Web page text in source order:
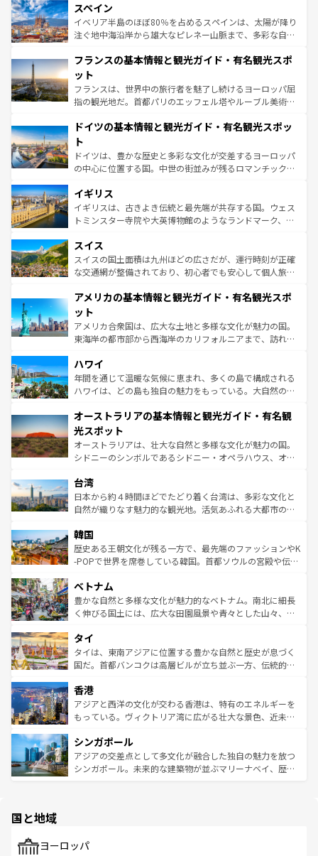
ろん、トスカーナの美しい田園風景やアマルフィ海岸の絶
景など、自然景観も見逃せない。観光の合間には、本場の
ピザやパスタなど、絶品のイタリア料理を堪能することも
ませてくれるイタリアで、忘れられない旅をしてみよう！
なお、新着のイタリア情報は
しい。
スペイン
イベリア半島のほぼ80％を占めるスペインは、太陽が降り
注ぐ地中海沿岸から雄大なピレネー山脈まで、多彩な自然
文化が根付くこの国では、情熱的なフラメンコ、熱気あふ
れる闘牛、そして美味しいタパスが生活の一部となってい
る。首都マドリードの洗練された雰囲気や、バルセロナの
アートに溢れた街角から、地方では古代ローマ遺跡や中世
せる。地方によって風土や気候が異なるスペインはその個
ンテンツ一覧 を参照してほしい。
フランスの基本情報と観光ガイド・有名観光スポ
ット
フランスは、世界中の旅行者を魅了し続けるヨーロッパ屈
指の観光地だ。首都パリのエッフェル塔やルーブル美術館
で、幅広い魅力が詰まっている。華麗な宮殿、歴史的な大
聖堂、美しいビーチ、そして豊かな自然が、訪れる者を心
から魅了する。また、フランスは美食の国としても知ら
れ、フランス料理はユネスコ無形文化遺産にも登録されて
香り高いラベンダー畑など、多彩な楽しみ方が可能だ。さ
らに、パリ以外の地域にも魅力が溢れており、どの街角に
も豊かな歴史と文化が息づいている。パリ以外の個性あふ
を参照してほしい。
ドイツの基本情報と観光ガイド・有名観光スポッ
ト
ドイツは、豊かな歴史と多彩な文化が交差するヨーロッパ
の中心に位置する国。中世の街並みが残るロマンチック街
顔を持つこの国は、どこを歩いても飽きることがない。ベ
ルリンの文化的活気、バイエルン州のアルプスの絶景、そ
してライン川沿いのワイン畑といった風景は必見。ビール
は、お酒好きな人にはぜひ体験してほしい。 なお、新着の
ドイツ情報はコンテンツ一覧を参照してほしい。
イギリス
イギリスは、古きよき伝統と最先端が共存する国。ウェス
トミンスター寺院や大英博物館のようなランドマーク、歴
リアごとに異なる魅力がある。また、優雅なアフタヌーン
ティー、ビール好きにはたまらない英国パブ、サッカー観
戦など、本場だからこそできる体験も豊富。イギリスを旅
ンツ一覧を参照してほしい。
スイス
スイスの国土面積は九州ほどの広さだが、運行時刻が正確
な交通網が整備されており、初心者でも安心して個人旅行
の建物がそのまま残る町や、スイスならではのユニークな
博物館もあり、アルプス観光だけでなく町歩きも満喫する
ことができる。国民の所得が高いため物価も高いが、旅行
者向けの交通パス提供のサービスもあり、うまく活用すれ
着のスイス情報は
アメリカの基本情報と観光ガイド・有名観光スポ
ット
アメリカ合衆国は、広大な土地と多様な文化が魅力の国。
東海岸の都市部から西海岸のカリフォルニアまで、訪れる
のような巨大都市は、観光、ショッピング、エンターテイ
ンメントが詰まった刺激的なスポットだ。一方、アメリカ
西部には大自然が広がり、グランドキャニオンやイエロー
部のニューオーリンズでは、音楽と美食が融合した独特の
文化が魅力。旅行者はアメリカの各地域で異なる魅力を楽
しみながら、その多様性と豊かな歴史を感じることができ
るだろう。車でのロードトリップや列車の旅も、アメリカ
情報は
ハワイ
年間を通じて温暖な気候に恵まれ、多くの島で構成される
ハワイは、どの島も独自の魅力をもっている。大自然の神
ワイ島は見逃せない。また、定番の観光地といえばオアフ
島だが、静かな自然を求めるならマウイ島やカウアイ島が
おすすめ。エメラルドグリーンに輝く海をはじめ、豊かな
文化や歴史が息づいている。「アロハスピリット」と呼ば
人々、おいしいローカルフードやハワイアンミュージッ
ク、伝統的なフラダンスなど、すべてがハワイの魅力を彩
っている。訪れるたびに新しい発見と感動が待っているハ
はコンテンツ一覧
オーストラリアの基本情報と観光ガイド・有名観
光スポット
オーストラリアは、壮大な自然と多様な文化が魅力の国。
シドニーのシンボルであるシドニー・オペラハウス、オー
リアリーフや大陸中央部にそびえるウルル（エアーズロッ
ク）、タスマニアの美しい原生林やケアンズの熱帯雨林な
ど、見どころがたくさん。また、カフェやワイン、オージ
いる。アクティビティも充実しており、サーフィンやダイ
ビング、ハイキングなど、アウトドア好きにはたまらな
い。オーストラリアの多彩な魅力を存分に味わいつくそ
参照してほしい。
台湾
日本から約４時間ほどでたどり着く台湾は、多彩な文化と
自然が織りなす魅力的な観光地。活気あふれる大都市の台
ン）、静ひつな山岳地帯である台湾東部など、都市の喧騒
と山間の静けさが共存しており、訪れる人に新しい発見と
驚きをもたらしてくれる。また、奥深い台湾の食文化も魅
容にもいいと評判のスイーツなど、バラエティ豊かな料理
が味わえる。 なお、新着の台湾情報は コンテンツ一覧を参
照してほしい。
韓国
歴史ある王朝文化が残る一方で、最先端のファッションやK
-POPで世界を席巻している韓国。首都ソウルの宮殿や伝統
き、地方に足を延ばせば四季折々の自然美を楽しむことが
できる。そして、キムチや焼肉、絶品のストリートフード
まで、さまざまな韓国料理が待っている。夜には、韓国な
リティに包まれながら、韓国の多彩な魅力を心ゆくまで味
わってみてほしい。 なお、新着の韓国情報はコンテンツ一
覧を参照してほしい。
ベトナム
豊かな自然と多様な文化が魅力的なベトナム。南北に細長
く伸びる国土には、広大な田園風景や青々とした山々、世
急速な発展と共に伝統が息づく。ハノイの古い町並みやホ
ーチミン市のフランス統治時代の建物も、独特の雰囲気を
醸し出している。また、バラエティの豊かさとおいしさで
とつ。フォーやバインミー、ベトナムコーヒーなどは、ぜ
ひ現地で味わいたい。どの地域を訪れてもあたたかい人々
が旅行者を迎えてくれるので、きっと忘れられない旅にな
参照してほしい。
タイ
タイは、東南アジアに位置する豊かな自然と歴史が息づく
国だ。首都バンコクは高層ビルが立ち並ぶ一方、伝統的な
の活気が交差している。北部ではチェンマイなどの山岳地
帯で自然と触れ合い、南部ではプーケットやクラビの美し
いビーチでリゾート気分を楽しむことができる。タイ料理
激する。気候は一年中温暖で、どの季節にも異なる楽しみ
が待っている。親しみやすいタイの人々、仏教を中心とし
た文化、そして多様な観光資源が、訪れる旅人を魅了し続
香港
アジアと西洋の文化が交わる香港は、特有のエネルギーを
もっている。ヴィクトリア湾に広がる壮大な景色、近未来
み、どこを訪れても感動するはず。観光スポットが密集し
ており、効率よく見どころを回れるのも魅力。息をのむよ
うな絶景から文化的な体験まで、香港を存分に楽しみ尽く
シンガポール
アジアの交差点として多文化が融合した独自の魅力を放つ
シンガポール。未来的な建築物が並ぶマリーナベイ、歴史
で、ホーカーズは地元の風情を楽しめる外せないスポット
国と地域
ヨーロッパ